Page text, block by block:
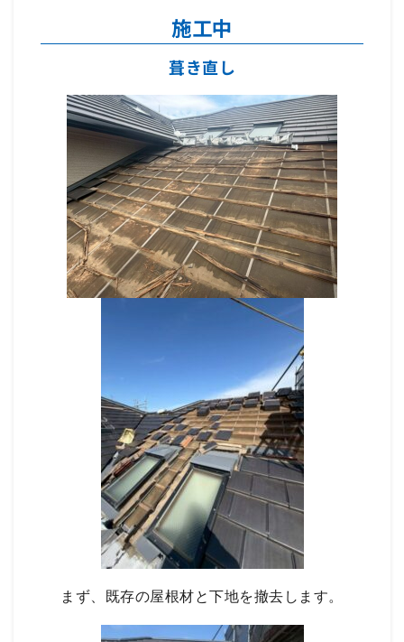
施工中
葺き直し
まず、既存の屋根材と下地を撤去します。